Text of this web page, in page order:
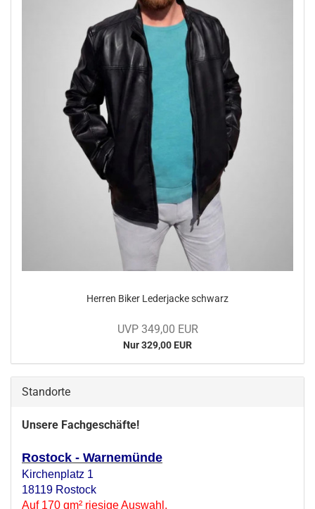
Her­ren Biker Le­der­ja­cke schwarz
UVP 349,00 EUR
Nur 329,00 EUR
Standorte
Unsere Fachgeschäfte!
Rostock - Warnemünde
Kirchenplatz 1
18119 Rostock
Auf 170 qm² riesige Auswahl.